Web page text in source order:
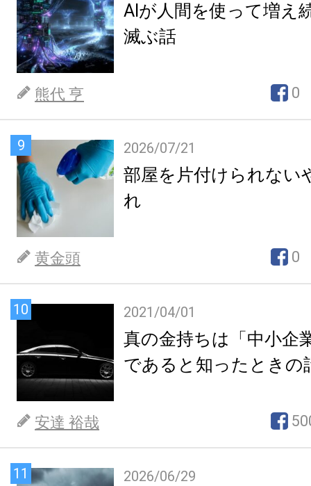
AIが人間を使って増え
滅ぶ話
熊代 亨 0
9 2026/07/21
部屋を片付けられない
れ
黄金頭 0
10 2021/04/01
真の金持ちは「中小企
であると知ったときの
安達 裕哉
11 2026/06/29